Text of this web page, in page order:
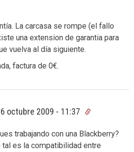
La carcasa se rompe (el fallo
una extension de garantia para
vuelva al día siguiente.
factura de 0€.
octubre 2009 - 11:37
trabajando con una Blackberry?
es la compatibilidad entre